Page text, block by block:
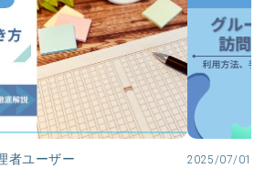
者ユーザー 2025/07/01